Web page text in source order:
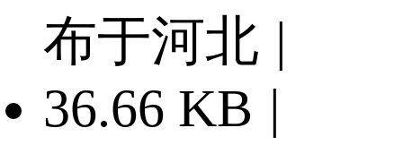
布于河北 |
36.66 KB |